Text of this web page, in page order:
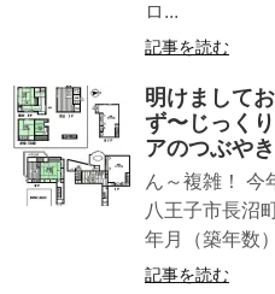
ロ...
記事を読む
明けまして
ず〜じっく
アのつぶやき
ん～複雑！ 今
八王子市長沼
年月（築年数
記事を読む